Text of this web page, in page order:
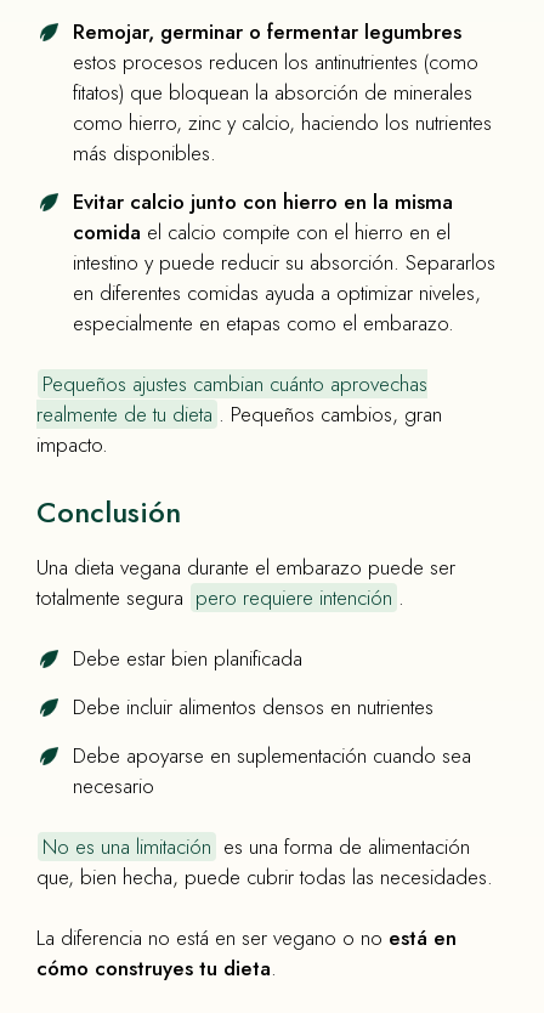
Remojar, germinar o fermentar legumbres
estos procesos reducen los antinutrientes (como
fitatos) que bloquean la absorción de minerales
como hierro, zinc y calcio, haciendo los nutrientes
más disponibles.
Evitar calcio junto con hierro en la misma
comida el calcio compite con el hierro en el
intestino y puede reducir su absorción. Separarlos
en diferentes comidas ayuda a optimizar niveles,
especialmente en etapas como el embarazo.
Pequeños ajustes cambian cuánto aprovechas
realmente de tu dieta . Pequeños cambios, gran
impacto.
Conclusión
Una dieta vegana durante el embarazo puede ser
totalmente segura pero requiere intención .
Debe estar bien planificada
Debe incluir alimentos densos en nutrientes
Debe apoyarse en suplementación cuando sea
necesario
No es una limitación es una forma de alimentación
que, bien hecha, puede cubrir todas las necesidades.
La diferencia no está en ser vegano o no está en
cómo construyes tu dieta.